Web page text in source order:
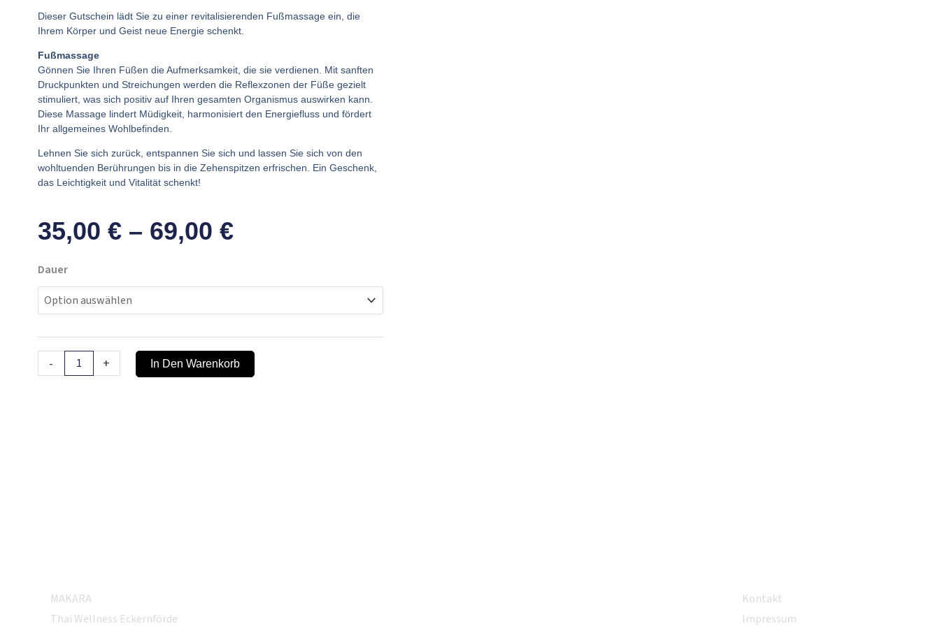
Dieser Gutschein lädt Sie zu einer revitalisierenden Fußmassage ein, die
Ihrem Körper und Geist neue Energie schenkt.
Fußmassage
Gönnen Sie Ihren Füßen die Aufmerksamkeit, die sie verdienen. Mit sanften
Druckpunkten und Streichungen werden die Reflexzonen der Füße gezielt
stimuliert, was sich positiv auf Ihren gesamten Organismus auswirken kann.
Diese Massage lindert Müdigkeit, harmonisiert den Energiefluss und fördert
Ihr allgemeines Wohlbefinden.
Lehnen Sie sich zurück, entspannen Sie sich und lassen Sie sich von den
wohltuenden Berührungen bis in die Zehenspitzen erfrischen. Ein Geschenk,
das Leichtigkeit und Vitalität schenkt!
35,00 € – 69,00 €Preisspanne:
Bis
69,00 €
Dauer
-
Fußmassage
Menge
+ In Den Warenkorb
MAKARA
Thai Wellness Eckernförde
Kontakt
Impressum